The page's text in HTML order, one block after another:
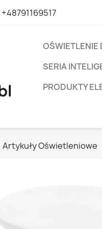
+48791169517
OŚWIETLENIE
SERIA
PRODUKTY
Artykuły Oświetleniowe